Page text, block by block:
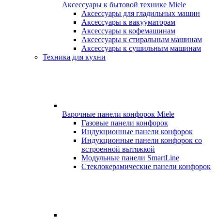
Аксессуары к бытовой технике Miele
Аксессуары для гладильных машин
Аксессуары к вакууматорам
Аксессуары к кофемашинам
Аксессуары к стиральным машинам
Аксессуары к сушильным машинам
Техника для кухни
Варочные панели конфорок Miele
Газовые панели конфорок
Индукционные панели конфорок
Индукционные панели конфорок со
встроенной вытяжкой
Модульные панели SmartLine
Стеклокерамические панели конфорок